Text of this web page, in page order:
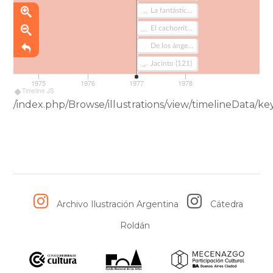
Timeline JS
Jacinto (121)
1975 1976 1977 1978
/index.php/Browse/illustrations/view/timelineData/
Archivo Ilustración Argentina
Cátedra
Roldán